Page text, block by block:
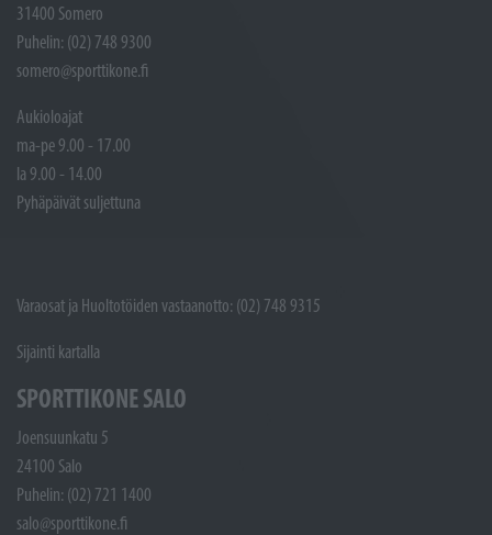
31400 Somero
Puhelin: (02) 748 9300
somero@sporttikone.fi
Aukioloajat
ma-pe 9.00 - 17.00
la 9.00 - 14.00
Pyhäpäivät suljettuna
Varaosat ja Huoltotöiden vastaanotto: (02) 748 9315
Sijainti kartalla
SPORTTIKONE SALO
Joensuunkatu 5
24100 Salo
Puhelin: (02) 721 1400
salo@sporttikone.fi